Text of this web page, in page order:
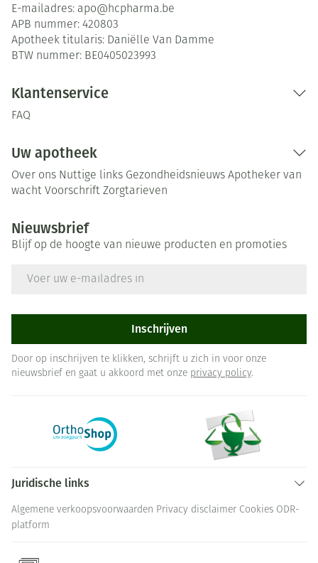
E-mailadres: apo@hcpharma.be
APB nummer: 420803
Apotheek titularis: Daniëlle Van Damme
BTW nummer: BE0405023993
Klantenservice
FAQ
Uw apotheek
Over ons Nuttige links Gezondheidsnieuws Apotheker van
wacht Voorschrift Zorgtarieven
Nieuwsbrief
Blijf op de hoogte van nieuwe producten en promoties
Inschrijven
Door op inschrijven te klikken, schrijft u zich in voor onze
nieuwsbrief en gaat u akkoord met onze privacy policy.
Juridische links
Algemene verkoopsvoorwaarden Privacy disclaimer Cookies ODR-
platform